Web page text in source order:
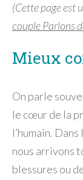
(Cette page est
couple Parlons
Mieux
On parle
le cœur de la
l’humain.
nous arrivons
blessures ou